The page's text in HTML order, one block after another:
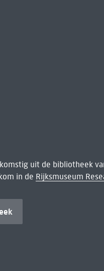
uit de bibliotheek
in de Rijksmuseum